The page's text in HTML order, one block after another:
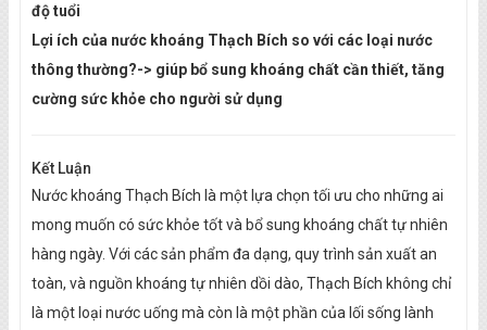
độ tuổi
Lợi ích của nước khoáng Thạch Bích so với các loại nước
thông thường?-> giúp bổ sung khoáng chất cần thiết, tăng
cường sức khỏe cho người sử dụng
Kết Luận
Nước khoáng Thạch Bích là một lựa chọn tối ưu cho những ai
mong muốn có sức khỏe tốt và bổ sung khoáng chất tự nhiên
hàng ngày. Với các sản phẩm đa dạng, quy trình sản xuất an
toàn, và nguồn khoáng tự nhiên dồi dào, Thạch Bích không chỉ
là một loại nước uống mà còn là một phần của lối sống lành